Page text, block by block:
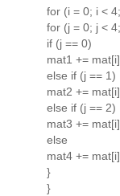
for (i = 0; i <
for (j = 0; j <
if (j == 0)
mat1 +=
else if (j == 1)
mat2 +=
else if (j == 2)
mat3 +=
else
mat4 +=
}
}